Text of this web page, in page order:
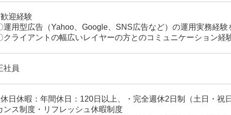
迎経験
運用型広告（Yahoo、Google、SNS広告など）の運用実務経験
クライアントの幅広いレイヤーの方とのコミュニケーション経
社員
日休暇：年間休日：120日以上、・完全週休2日制（土日・祝
ンス制度・リフレッシュ休暇制度